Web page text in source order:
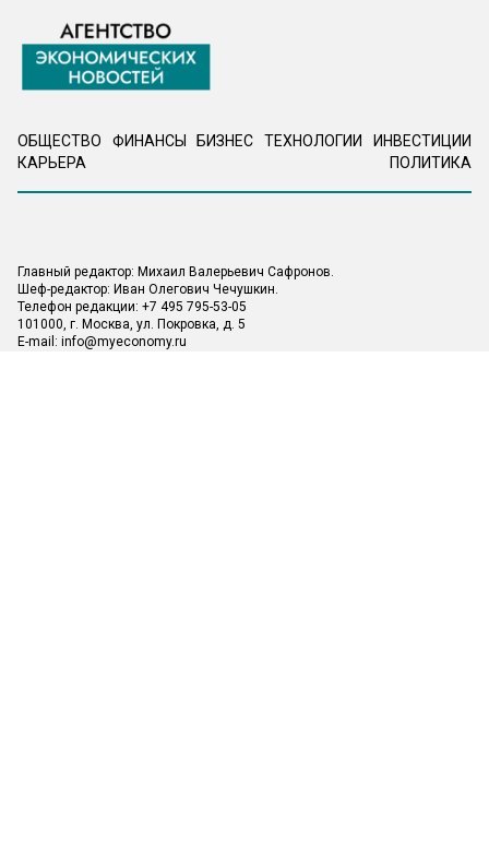
ОБЩЕСТВО ФИНАНСЫ БИЗНЕС ТЕХНОЛОГИИ
ИНВЕСТИЦИИ
КАРЬЕРА
ПОЛИТИКА
Главный редактор: Михаил Валерьевич Сафронов.
Шеф-редактор: Иван Олегович Чечушкин.
Телефон редакции: +7 495 795-53-05
101000, г. Москва, ул. Покровка, д. 5
E-mail: info@myeconomy.ru